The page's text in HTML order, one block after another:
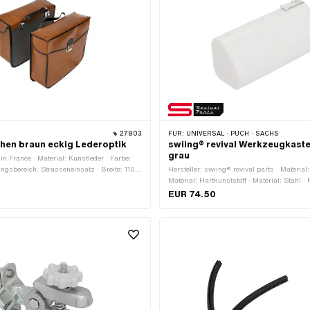
27803
braun eckig Lederoptik
France · Material: Kunstleder · Farbe:
Strasseneinsatz · Breite: 110
· Anzahl Befestigungspunkte:
FÜR: UNIVERSAL · PUCH · SACHS
swiing® revival
grau
Hersteller: swiing® revival parts · Material:
Material: Hartkunststoff · Material: Stahl ·
Anwendungsbereich: Standard · Breite: 58
EUR 74.50